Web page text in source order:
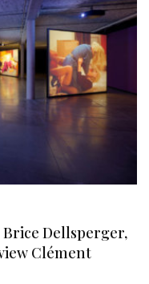
Brice Dellsperger,
Clément